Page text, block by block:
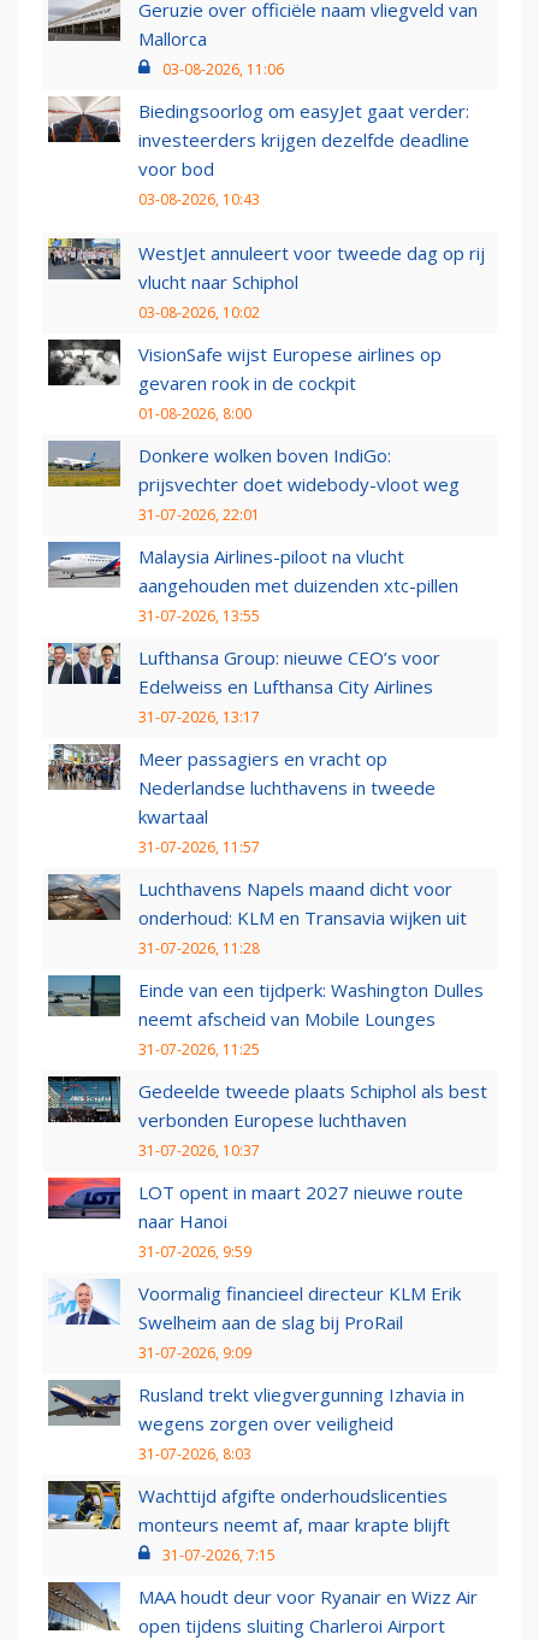
Geruzie over officiële naam vliegveld van
Mallorca
03-08-2026, 11:06
Biedingsoorlog om easyJet gaat verder:
investeerders krijgen dezelfde deadline
voor bod
03-08-2026, 10:43
WestJet annuleert voor tweede dag op rij
vlucht naar Schiphol
03-08-2026, 10:02
VisionSafe wijst Europese airlines op
gevaren rook in de cockpit
01-08-2026, 8:00
Donkere wolken boven IndiGo:
prijsvechter doet widebody-vloot weg
31-07-2026, 22:01
Malaysia Airlines-piloot na vlucht
aangehouden met duizenden xtc-pillen
31-07-2026, 13:55
Lufthansa Group: nieuwe CEO’s voor
Edelweiss en Lufthansa City Airlines
31-07-2026, 13:17
Meer passagiers en vracht op
Nederlandse luchthavens in tweede
kwartaal
31-07-2026, 11:57
Luchthavens Napels maand dicht voor
onderhoud: KLM en Transavia wijken uit
31-07-2026, 11:28
Einde van een tijdperk: Washington Dulles
neemt afscheid van Mobile Lounges
31-07-2026, 11:25
Gedeelde tweede plaats Schiphol als best
verbonden Europese luchthaven
31-07-2026, 10:37
LOT opent in maart 2027 nieuwe route
naar Hanoi
31-07-2026, 9:59
Voormalig financieel directeur KLM Erik
Swelheim aan de slag bij ProRail
31-07-2026, 9:09
Rusland trekt vliegvergunning Izhavia in
wegens zorgen over veiligheid
31-07-2026, 8:03
Wachttijd afgifte onderhoudslicenties
monteurs neemt af, maar krapte blijft
31-07-2026, 7:15
MAA houdt deur voor Ryanair en Wizz Air
open tijdens sluiting Charleroi Airport